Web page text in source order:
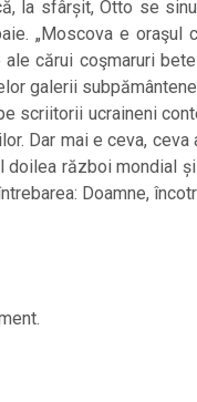
la sfârșit, Otto se
„Moscova e
cărui coşmaruri
galerii
scriitorii ucraineni
Dar mai e ceva,
război mondial
Doamne,